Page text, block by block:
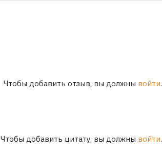
Чтобы добавить отзыв, вы должны войти.
Чтобы добавить цитату, вы должны войти.